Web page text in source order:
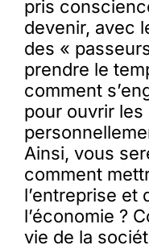
pris
devenir, avec
des «
prendre le
comment
pour ouvrir
Ainsi, vous
comment
l’entreprise et
l’économie ?
vie de la